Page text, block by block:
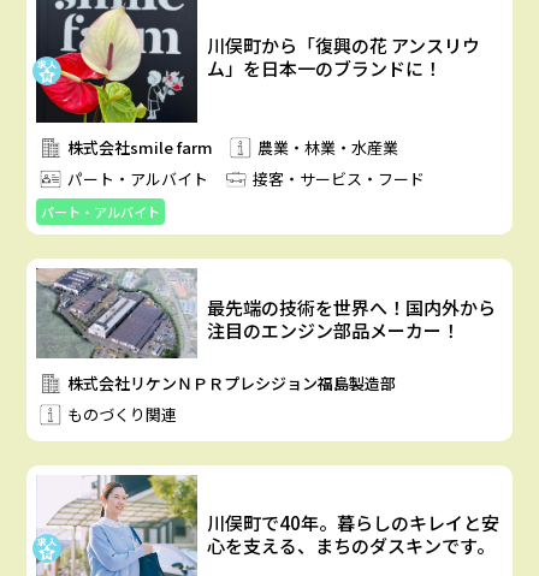
川俣町から「復興の花 アンスリウ
ム」を日本一のブランドに！
株式会社smile farm
農業・林業・水産業
パート・アルバイト
接客・サービス・フード
パート・アルバイト
最先端の技術を世界へ！国内外から
注目のエンジン部品メーカー！
株式会社リケンＮＰＲプレシジョン福島製造部
ものづくり関連
川俣町で40年。暮らしのキレイと安
心を支える、まちのダスキンです。